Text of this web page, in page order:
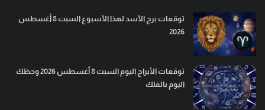
توقعات برج الأسد لهذا الأسبوع السبت 8 أغسطس
2026
توقعات الأبراج اليوم السبت 8 أغسطس 2026 وحظك
اليوم بالفلك